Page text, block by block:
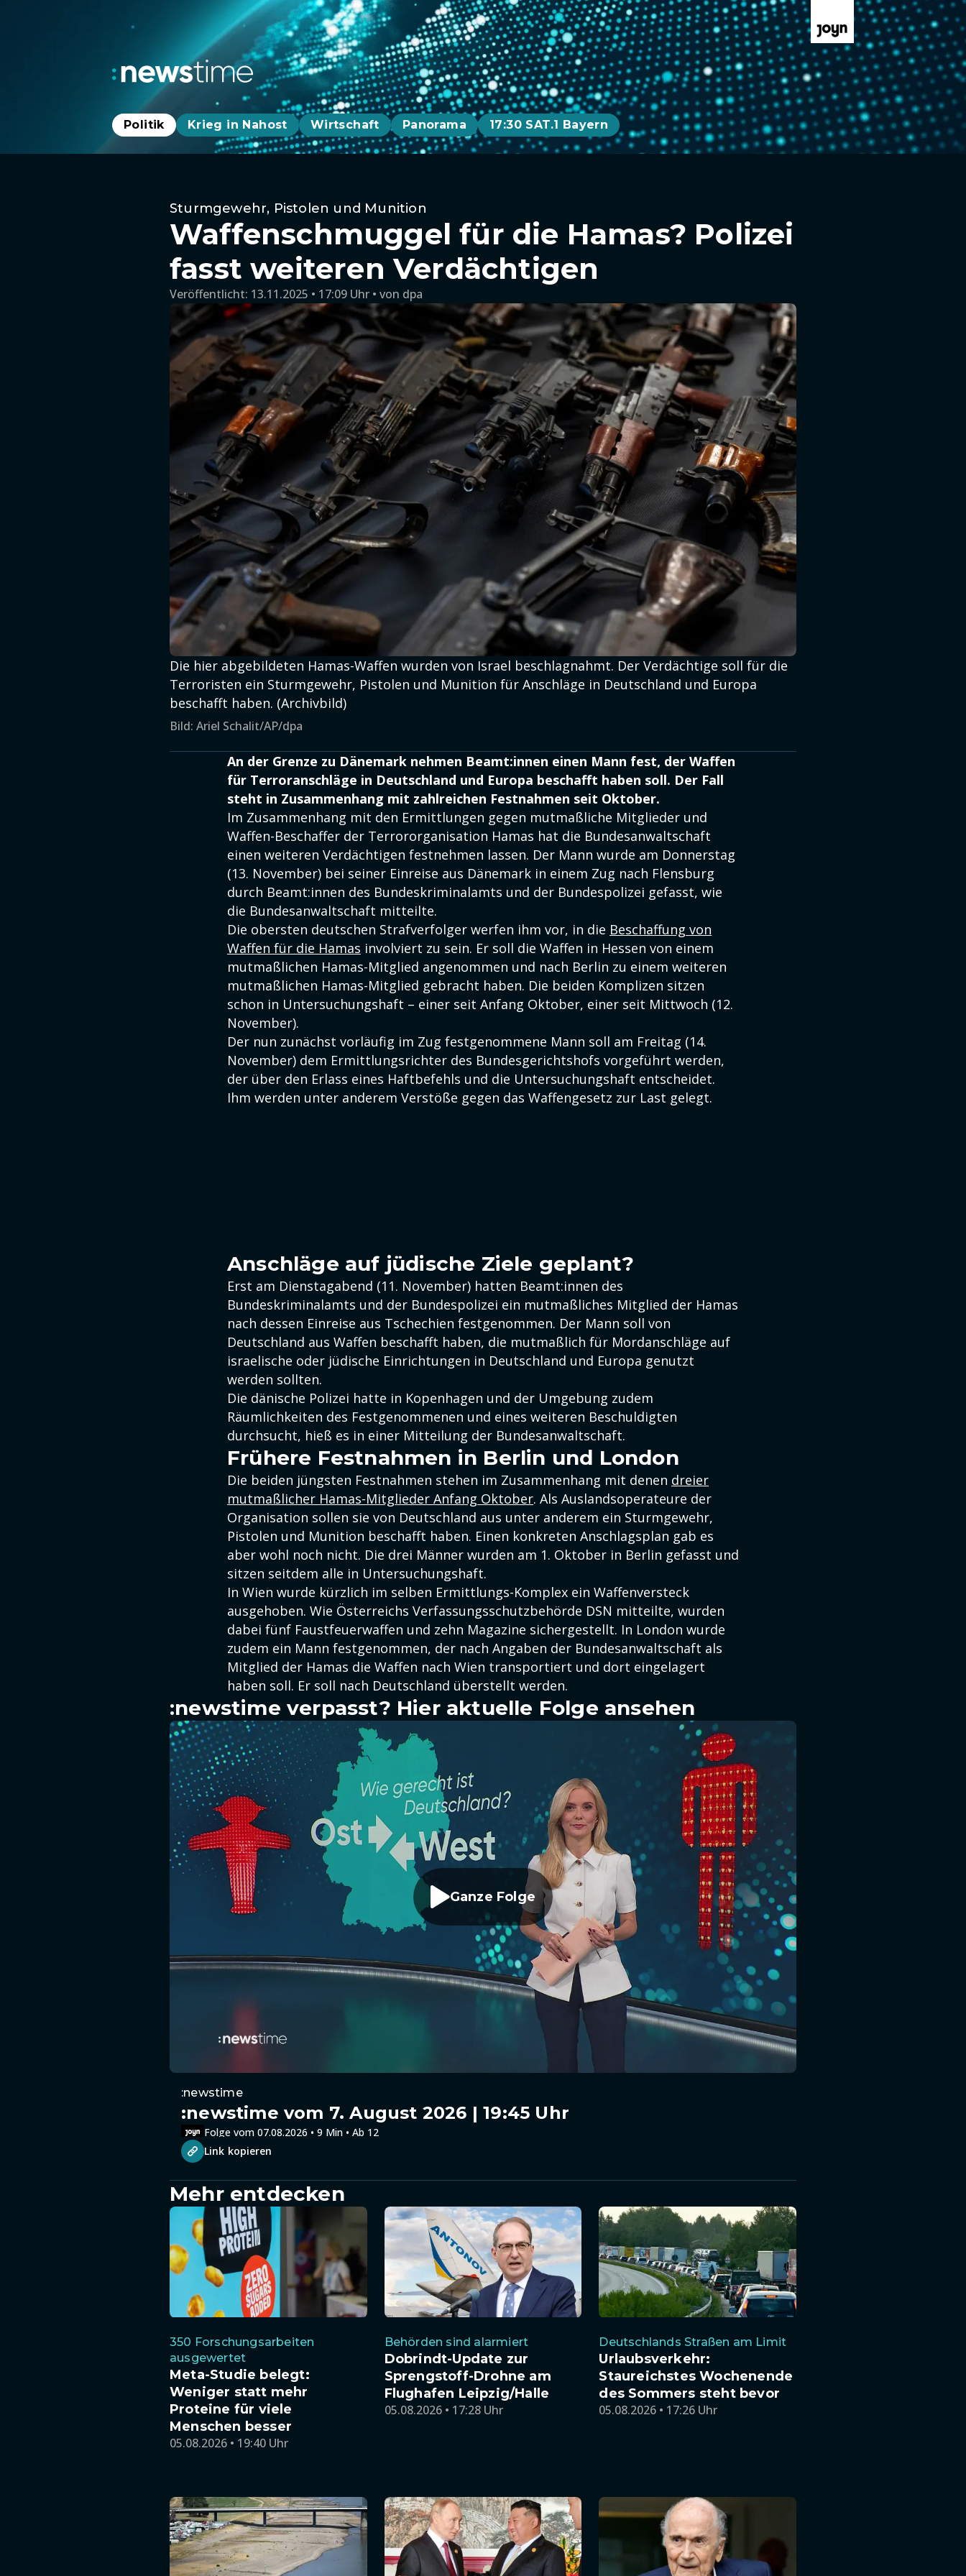
Politik Krieg in Nahost Wirtschaft Panorama 17:30 SAT.1 Bayern
Sturmgewehr, Pistolen und Munition
Waffenschmuggel für die Hamas? Polizei
fasst weiteren Verdächtigen
Veröffentlicht: 13.11.2025 • 17:09 Uhr von dpa
Die hier abgebildeten Hamas-Waffen wurden von Israel beschlagnahmt. Der Verdächtige soll für die
Terroristen ein Sturmgewehr, Pistolen und Munition für Anschläge in Deutschland und Europa
beschafft haben. (Archivbild)
Bild: Ariel Schalit/AP/dpa
An der Grenze zu Dänemark nehmen Beamt:innen einen Mann fest, der Waffen
für Terroranschläge in Deutschland und Europa beschafft haben soll. Der Fall
steht in Zusammenhang mit zahlreichen Festnahmen seit Oktober.
Im Zusammenhang mit den Ermittlungen gegen mutmaßliche Mitglieder und
Waffen-Beschaffer der Terrororganisation Hamas hat die Bundesanwaltschaft
einen weiteren Verdächtigen festnehmen lassen. Der Mann wurde am Donnerstag
(13. November) bei seiner Einreise aus Dänemark in einem Zug nach Flensburg
durch Beamt:innen des Bundeskriminalamts und der Bundespolizei gefasst, wie
die Bundesanwaltschaft mitteilte.
Die obersten deutschen Strafverfolger werfen ihm vor, in die Beschaffung von
Waffen für die Hamas involviert zu sein. Er soll die Waffen in Hessen von einem
mutmaßlichen Hamas-Mitglied angenommen und nach Berlin zu einem weiteren
mutmaßlichen Hamas-Mitglied gebracht haben. Die beiden Komplizen sitzen
schon in Untersuchungshaft – einer seit Anfang Oktober, einer seit Mittwoch (12.
November).
Der nun zunächst vorläufig im Zug festgenommene Mann soll am Freitag (14.
November) dem Ermittlungsrichter des Bundesgerichtshofs vorgeführt werden,
der über den Erlass eines Haftbefehls und die Untersuchungshaft entscheidet.
Ihm werden unter anderem Verstöße gegen das Waffengesetz zur Last gelegt.
Anschläge auf jüdische Ziele geplant?
Erst am Dienstagabend (11. November) hatten Beamt:innen des
Bundeskriminalamts und der Bundespolizei ein mutmaßliches Mitglied der Hamas
nach dessen Einreise aus Tschechien festgenommen. Der Mann soll von
Deutschland aus Waffen beschafft haben, die mutmaßlich für Mordanschläge auf
israelische oder jüdische Einrichtungen in Deutschland und Europa genutzt
werden sollten.
Die dänische Polizei hatte in Kopenhagen und der Umgebung zudem
Räumlichkeiten des Festgenommenen und eines weiteren Beschuldigten
durchsucht, hieß es in einer Mitteilung der Bundesanwaltschaft.
Frühere Festnahmen in Berlin und London
Die beiden jüngsten Festnahmen stehen im Zusammenhang mit denen dreier
mutmaßlicher Hamas-Mitglieder Anfang Oktober. Als Auslandsoperateure der
Organisation sollen sie von Deutschland aus unter anderem ein Sturmgewehr,
Pistolen und Munition beschafft haben. Einen konkreten Anschlagsplan gab es
aber wohl noch nicht. Die drei Männer wurden am 1. Oktober in Berlin gefasst und
sitzen seitdem alle in Untersuchungshaft.
In Wien wurde kürzlich im selben Ermittlungs-Komplex ein Waffenversteck
ausgehoben. Wie Österreichs Verfassungsschutzbehörde DSN mitteilte, wurden
dabei fünf Faustfeuerwaffen und zehn Magazine sichergestellt. In London wurde
zudem ein Mann festgenommen, der nach Angaben der Bundesanwaltschaft als
Mitglied der Hamas die Waffen nach Wien transportiert und dort eingelagert
haben soll. Er soll nach Deutschland überstellt werden.
:newstime verpasst? Hier aktuelle Folge ansehen
Ganze Folge
:newstime
:newstime vom 7. August 2026 | 19:45 Uhr
Folge vom 07.08.2026 • 9 Min • Ab 12
Link kopieren
Mehr entdecken
350 Forschungsarbeiten
ausgewertet
Meta-Studie belegt:
Weniger statt mehr
Proteine für viele
Menschen besser
05.08.2026 • 19:40 Uhr
Behörden sind alarmiert
Dobrindt-Update zur
Sprengstoff-Drohne am
Flughafen Leipzig/Halle
05.08.2026 • 17:28 Uhr
Deutschlands Straßen am Limit
Urlaubsverkehr:
Staureichstes Wochenende
des Sommers steht bevor
05.08.2026 • 17:26 Uhr